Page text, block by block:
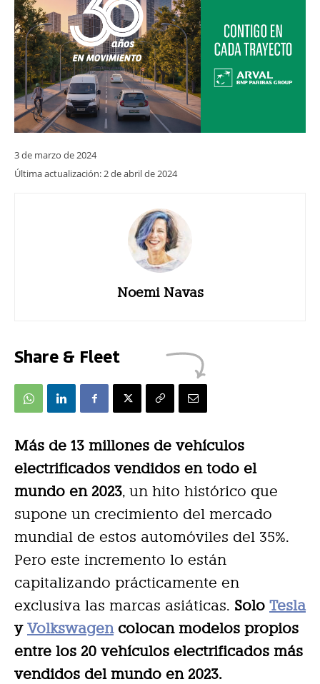
3 de marzo de 2024
Última actualización:2 de abril de 2024
Noemi Navas
Share & Fleet
Más de 13 millones de vehículos
electrificados vendidos en todo el
mundo en 2023, un hito histórico que
supone un crecimiento del mercado
mundial de estos automóviles del 35%.
Pero este incremento lo están
capitalizando prácticamente en
exclusiva las marcas asiáticas. Solo Tesla
y Volkswagencolocan modelos propios
entre los 20 vehículos electrificados más
vendidos del mundo en 2023.